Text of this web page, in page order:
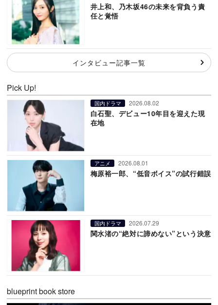
井上和、乃木坂46の未来を背負う責
任と覚悟
インタビュー記事一覧
Pick Up!
国内ドラマ 2026.08.02
白石聖、デビュー10年目を迎えた現
在地
アニメ 2026.08.01
梅原裕一郎、“低音ボイス”の試行錯誤
国内ドラマ 2026.07.29
関水渚の“絶対に諦めない”という決意
blueprint book store